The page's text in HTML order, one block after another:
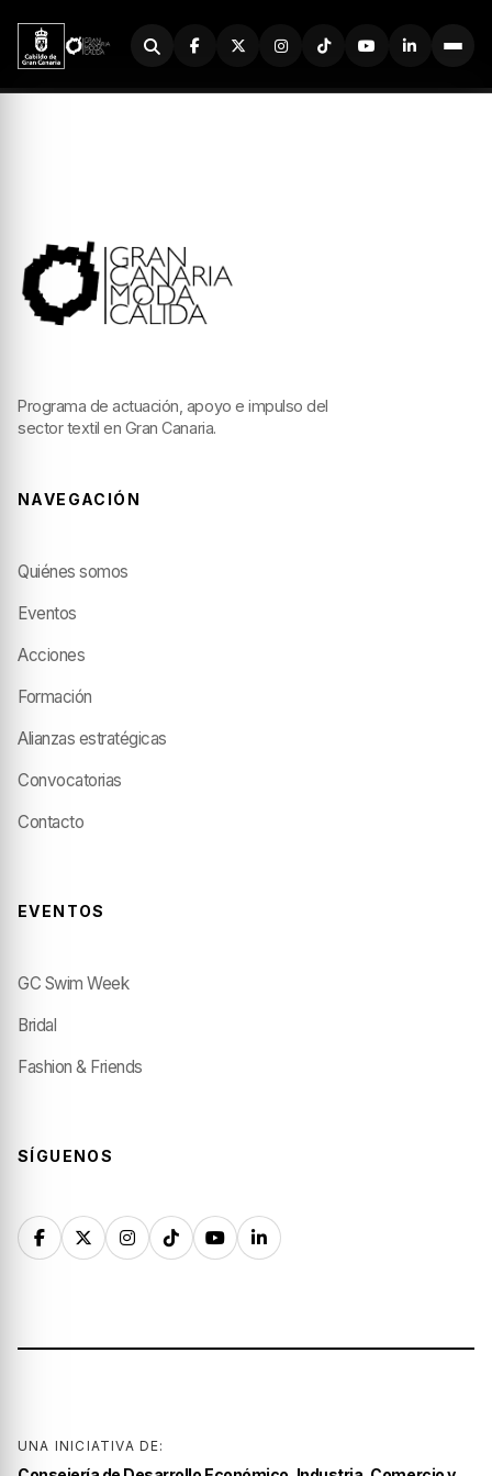
Buscador
Programa de actuación, apoyo e impulso del
sector textil en Gran Canaria.
NAVEGACIÓN
Quiénes somos
Eventos
Acciones
Formación
Alianzas estratégicas
Convocatorias
Contacto
EVENTOS
GC Swim Week
Bridal
Fashion & Friends
SÍGUENOS
UNA INICIATIVA DE: